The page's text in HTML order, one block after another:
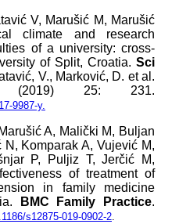
V, Marušić M, Marušić
climate and research
of a university: cross-
of Split, Croatia. Sci
V., Marković, D. et al.
25: 231.
9987-y.
A, Malički M, Buljan
Komparak A, Vujević M,
P, Puljiz T, Jerčić M,
of treatment of
in family medicine
BMC Family Practice.
s12875-019-0902-2.